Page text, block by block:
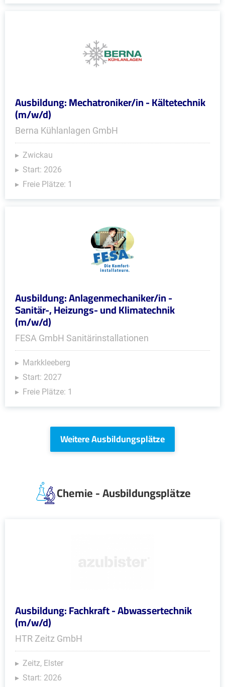
Ausbildung: Mechatroniker/in - Kältetechnik
(m/w/d)
Berna Kühlanlagen GmbH
Zwickau
Start: 2026
Freie Plätze: 1
Ausbildung: Anlagenmechaniker/in -
Sanitär-, Heizungs- und Klimatechnik
(m/w/d)
FESA GmbH Sanitärinstallationen
Markkleeberg
Start: 2027
Freie Plätze: 1
Weitere Ausbildungsplätze
Chemie - Ausbildungsplätze
Ausbildung: Fachkraft - Abwassertechnik
(m/w/d)
HTR Zeitz GmbH
Zeitz, Elster
Start: 2026